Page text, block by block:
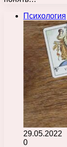
Психология
29.05.2022
0